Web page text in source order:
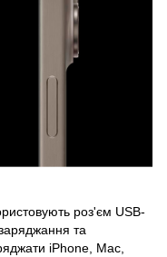
роз'єм USB-
та
iPhone, Mac,